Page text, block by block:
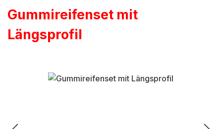
Gummireifenset mit
Längsprofil
Bildergalerie überspringen